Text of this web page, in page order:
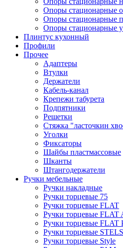
Опоры стационарные
Опоры стационарные
Опоры стационарные
Плинтус кухонный
Профили
Прочее
Адаптеры
Втулки
Держатели
Кабель-канал
Крепежи табурета
Подпятники
Решетки
Стяжка "ласточкин
Уголки
Фиксаторы
Шайбы пластмассовые
Шканты
Штангодержатели
Ручки мебельные
Ручки накладные
Ручки торцевые 75
Ручки торцевые FLAT
Ручки торцевые FLAT
Ручки торцевые FLAT
Ручки торцевые STELS
Ручки торцевые Style